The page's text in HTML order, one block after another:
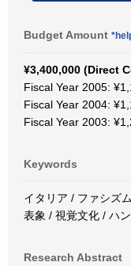
Budget Amount
¥3,400,000 (Direct
Fiscal Year 2005:
Fiscal Year 2004:
Fiscal Year 2003:
Keywords
イタリア / ファシズ
表象 / 視覚文化 / ハ
Research Abstract